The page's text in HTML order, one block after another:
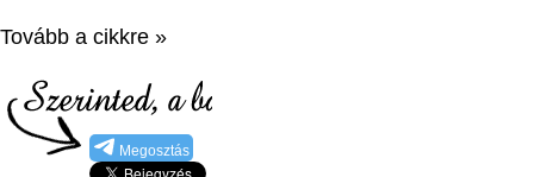
Tovább a cikkre »
Megosztás